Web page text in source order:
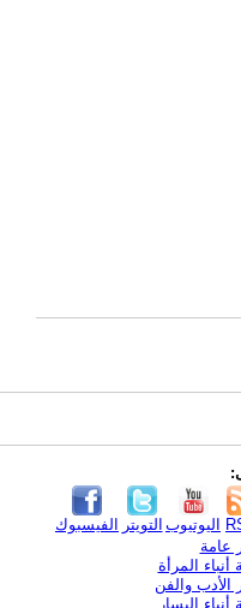
الفيسبوك التويتر اليوتيوب
عامة
أنباء المرأة
الأدب والفن
أنباء اليسار